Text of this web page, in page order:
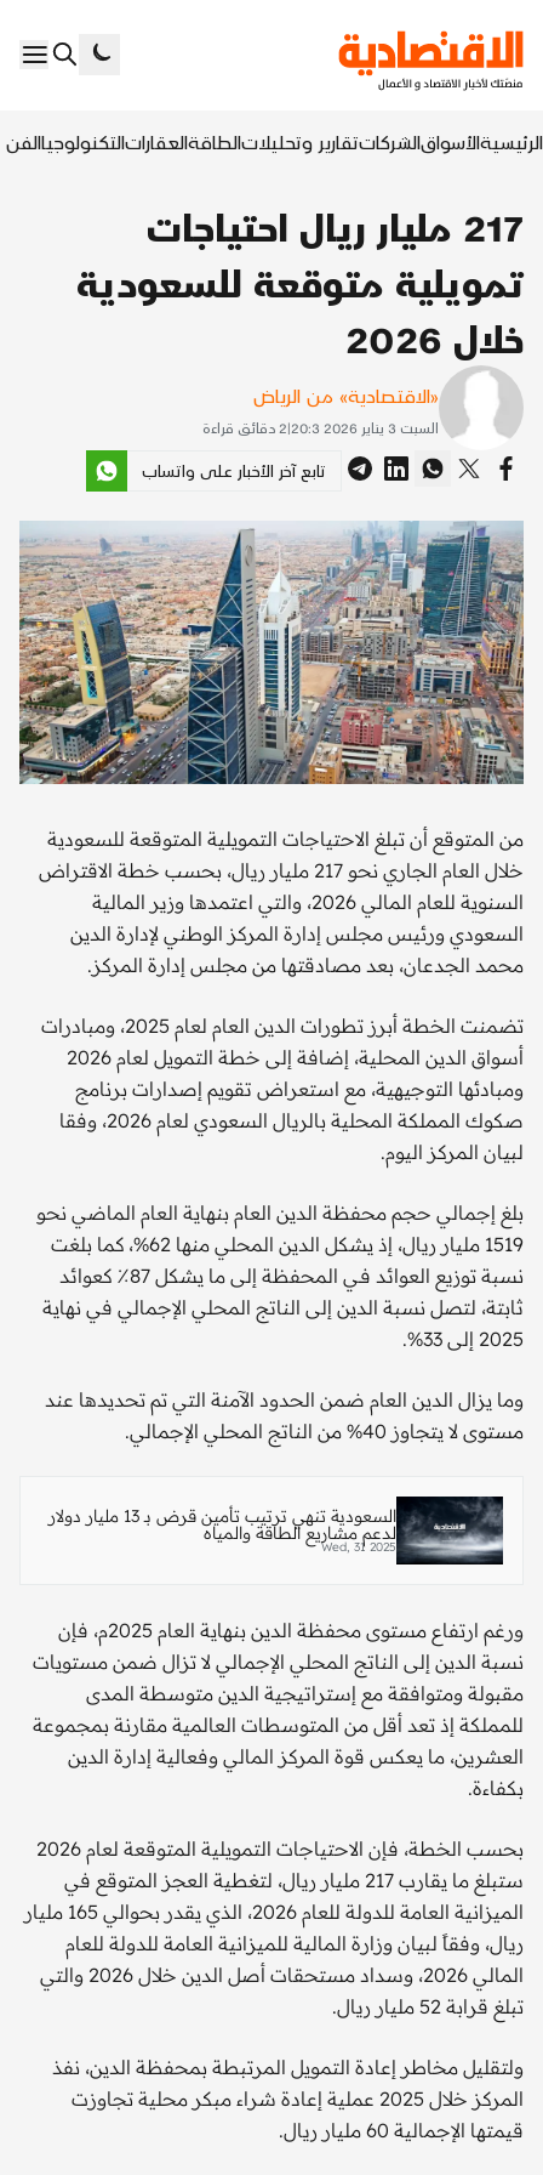
الرئيسيةالأسواقالشركاتتقارير وتحليلاتالطاقةالعقاراتالتكنولوجياالفن
217 مليار ريال احتياجات
تمويلية متوقعة للسعودية
خلال 2026
«الاقتصادية» من الرياض
السبت 3 يناير 2026 20:3 |
2 دقائق قراءة
تابع آخر الأخبار على واتساب
من المتوقع أن تبلغ الاحتياجات التمويلية المتوقعة للسعودية
خلال العام الجاري نحو 217 مليار ريال، بحسب خطة الاقتراض
السنوية للعام المالي 2026، والتي اعتمدها وزير المالية
السعودي ورئيس مجلس إدارة المركز الوطني لإدارة الدين
محمد الجدعان، بعد مصادقتها من مجلس إدارة المركز.
تضمنت الخطة أبرز تطورات الدين العام لعام 2025، ومبادرات
أسواق الدين المحلية، إضافة إلى خطة التمويل لعام 2026
ومبادئها التوجيهية، مع استعراض تقويم إصدارات برنامج
صكوك المملكة المحلية بالريال السعودي لعام 2026، وفقا
لبيان المركز اليوم.
بلغ إجمالي حجم محفظة الدين العام بنهاية العام الماضي نحو
1519 مليار ريال، إذ يشكل الدين المحلي منها 62%، كما بلغت
نسبة توزيع العوائد فـي المحفظة إلى ما يشكل 87٪ كعوائد
ثابتة، لتصل نسبة الدين إلى الناتج المحلي الإجمالي في نهاية
2025 إلى 33%.
وما يزال الدين العام ضمن الحدود الآمنة التي تم تحديدها عند
مستوى لا يتجاوز 40% من الناتج المحلي الإجمالي.
السعودية تنهي ترتيب تأمين قرض بـ 13 مليار دولار
لدعم مشاريع الطاقة والمياه
Wed, 31 2025
ورغم ارتفاع مستوى محفظة الدين بنهاية العام 2025م، فإن
نسبة الدين إلى الناتج المحلي الإجمالي لا تزال ضمن مستويات
مقبولة ومتوافقة مع إستراتيجية الدين متوسطة المدى
للمملكة إذ تعد أقل من المتوسطات العالمية مقارنة بمجموعة
العشرين، ما يعكس قوة المركز المالي وفعالية إدارة الدين
بكفاءة.
بحسب الخطة، فإن الاحتياجات التمويلية المتوقعة لعام 2026
ستبلغ ما يقارب 217 مليار ريال، لتغطية العجز المتوقع في
الميزانية العامة للدولة للعام 2026، الذي يقدر بحوالي 165 مليار
ريال، وفقاً لبيان وزارة المالية للميزانية العامة للدولة للعام
المالي 2026، وسداد مستحقات أصل الدين خلال 2026 والتي
تبلغ قرابة 52 مليار ريال.
ولتقليل مخاطر إعادة التمويل المرتبطة بمحفظة الدين، نفذ
المركز خلال 2025 عملية إعادة شراء مبكر محلية تجاوزت
قيمتها الإجمالية 60 مليار ريال.